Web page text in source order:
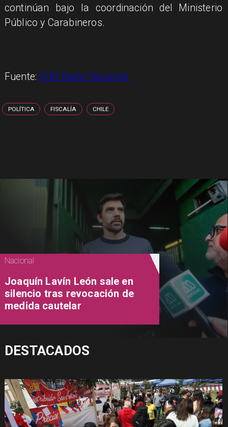
continúan bajo la coordinación del Ministerio
Público y Carabineros.
Fuente:ADN Radio Nacional
POLÍTICA FISCALÍA CHILE
Nacional
Joaquín Lavín León sale en
silencio tras revocación de
medida cautelar
DESTACADOS